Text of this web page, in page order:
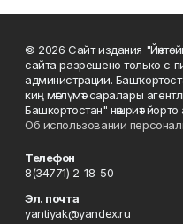
© 2026 Сайт издания
сайта разрешено только с
администрации.
киң мәғлүмәт саралары
Башкортостан" нәшриәт йорто
Об использовании
Телефон
8(34771) 2-18-50
Эл. почта
yantiyak@yandex.ru